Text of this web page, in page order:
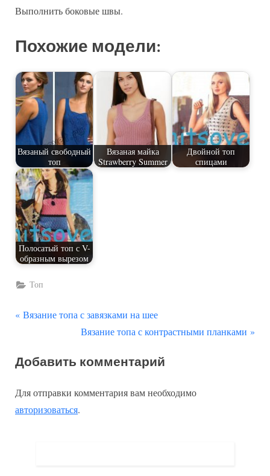
Выполнить боковые швы.
Похожие модели:
Вязаный свободный
топ
Вязаная майка
Strawberry Summer
Двойной топ
спицами
Полосатый топ с V-
образным вырезом
Топ
Навигация
записям
П
д
д
у
Вязание топа с завязками на шее
С
е
у
Вязание топа с контрастными планками
Добавить комментарий
Для отправки комментария вам необходимо
авторизоваться.